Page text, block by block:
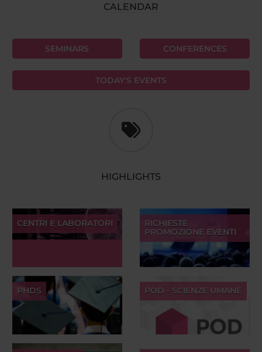
CALENDAR
SEMINARS CONFERENCES
TODAY'S EVENTS
HIGHLIGHTS
CENTRI E LABORATORI
RICHIESTE
PROMOZIONE EVENTI
PHDS POD - SCIENZE UMANE